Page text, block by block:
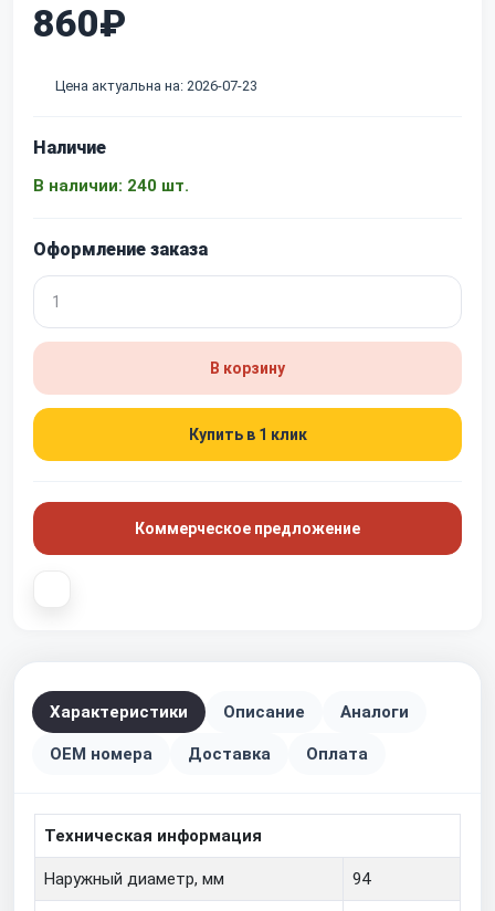
860₽
Цена актуальна на: 2026-07-23
Наличие
В наличии: 240 шт.
Оформление заказа
В корзину
Купить в 1 клик
Коммерческое предложение
Характеристики Описание Аналоги
OEM номера Доставка Оплата
Техническая информация
Наружный диаметр, мм 94